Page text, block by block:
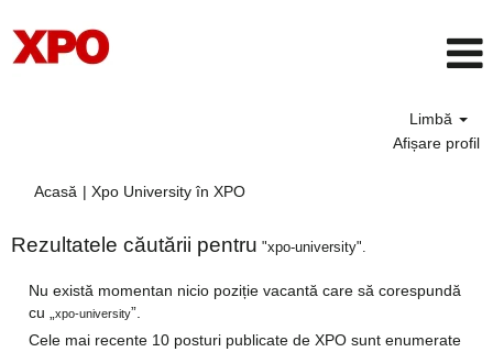
Limbă
Afișare profil
Acasă | Xpo University în XPO(pagina
Rezultatele căutării pentru "xpo-university".
Nu există momentan nicio poziție vacantă care să corespundă
cu „
xpo-university”.
Cele mai recente 10 posturi publicate de XPO sunt enumerate